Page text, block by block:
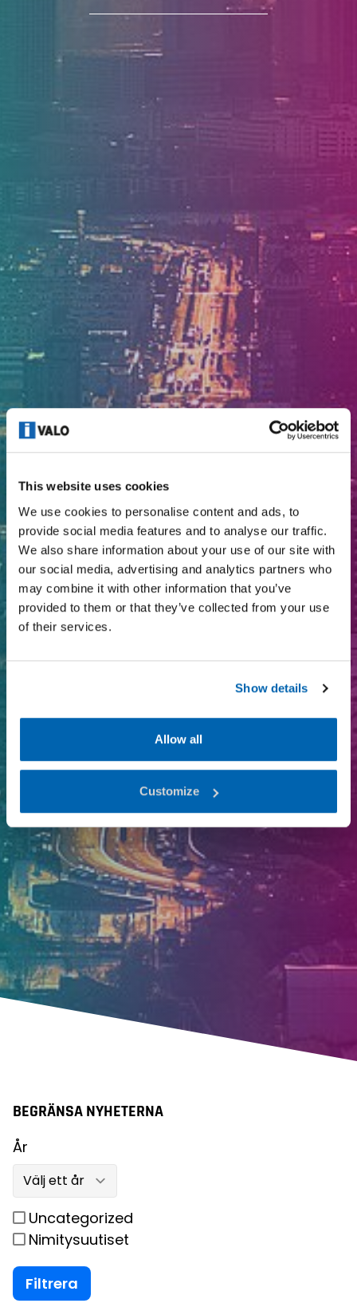
This website uses cookies
We use cookies to personalise content and ads, to
provide social media features and to analyse our traffic.
We also share information about your use of our site with
our social media, advertising and analytics partners who
may combine it with other information that you’ve
provided to them or that they’ve collected from your use
of their services.
Show details
Allow all
Customize
BEGRÄNSA NYHETERNA
År
Uncategorized
Nimitysuutiset
Filtrera